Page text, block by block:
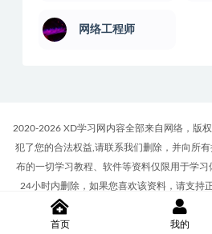
网络工程师
2020-2026 XD学习网内容全部来自网络，版
犯了您的合法权益,请联系我们删除，并向所
布的一切学习教程、软件等资料仅限用于学
24小时内删除，如果您喜欢该资料，请支持
首页 我的